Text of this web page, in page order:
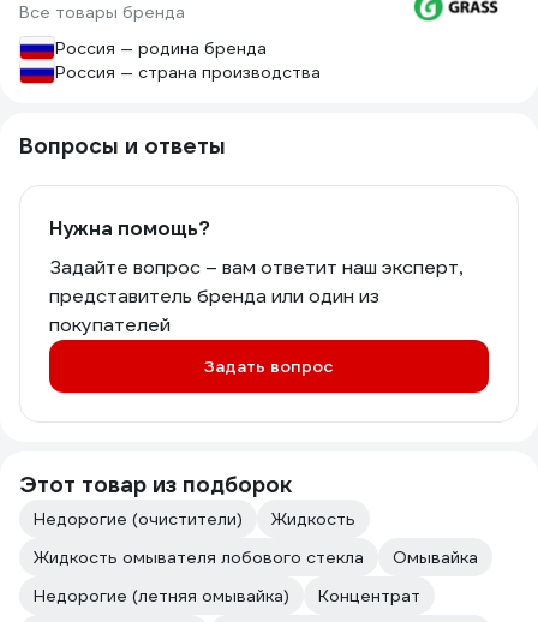
Все товары бренда
Россия — родина бренда
Россия — страна производства
Вопросы и ответы
Нужна помощь?
Задайте вопрос – вам ответит наш эксперт,
представитель бренда или один из
покупателей
Задать вопрос
Этот товар из подборок
Недорогие (очистители)
Жидкость
Жидкость омывателя лобового стекла
Омывайка
Недорогие (летняя омывайка)
Концентрат